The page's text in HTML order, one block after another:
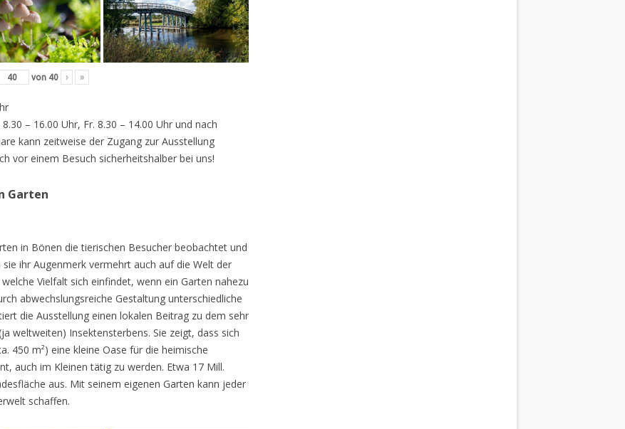
von 40 › »
– 16.00 Uhr, Fr. 8.30 – 14.00 Uhr und nach
kann zeitweise der Zugang zur Ausstellung
vor einem Besuch sicherheitshalber bei uns!
Garten
in Bönen die tierischen Besucher beobachtet und
ihr Augenmerk vermehrt auch auf die Welt der
Vielfalt sich einfindet, wenn ein Garten nahezu
abwechslungsreiche Gestaltung unterschiedliche
die Ausstellung einen lokalen Beitrag zu dem sehr
weltweiten) Insektensterbens. Sie zeigt, dass sich
450 m²) eine kleine Oase für die heimische
auch im Kleinen tätig zu werden. Etwa 17 Mill.
aus. Mit seinem eigenen Garten kann jeder
schaffen.